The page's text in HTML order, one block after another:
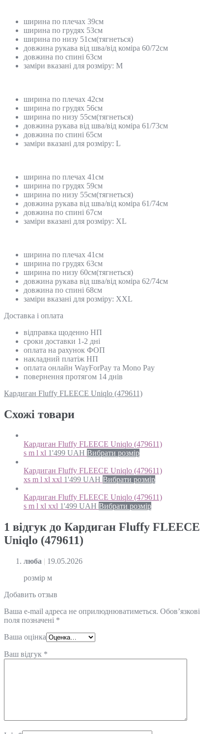
ширина по плечах 39см
ширина по грудях 53см
ширина по низу 51см(тягнеться)
довжина рукава від шва/від коміра 60/72см
довжина по спині 63см
заміри вказані для розміру: М
ширина по плечах 42см
ширина по грудях 56см
ширина по низу 55см(тягнеться)
довжина рукава від шва/від коміра 61/73см
довжина по спині 65см
заміри вказані для розміру: L
ширина по плечах 41см
ширина по грудях 59см
ширина по низу 55см(тягнеться)
довжина рукава від шва/від коміра 61/74см
довжина по спині 67см
заміри вказані для розміру: XL
ширина по плечах 41см
ширина по грудях 63см
ширина по низу 60см(тягнеться)
довжина рукава від шва/від коміра 62/74см
довжина по спині 68см
заміри вказані для розміру: XXL
Доставка і оплата
відправка щоденно НП
сроки доставки 1-2 дні
оплата на рахунок ФОП
накладний платіж НП
оплата онлайн WayForPay та Mono Pay
повернення протягом 14 днів
Кардиган Fluffy FLEECE Uniqlo (479611)
Схожi товари
Кардиган Fluffy FLEECE Uniqlo (479611)
s m l xl 1'499 UAH Вибрати розмір
Кардиган Fluffy FLEECE Uniqlo (479611)
xs m l xl xxl 1'499 UAH Вибрати розмір
Кардиган Fluffy FLEECE Uniqlo (479611)
s m l xl xxl 1'499 UAH Вибрати розмір
1 відгук до Кардиган Fluffy FLEECE
Uniqlo (479611)
люба | 19.05.2026
розмір м
Добавить отзыв
Ваша e-mail адреса не оприлюднюватиметься. Обов’язкові
поля позначені *
Ваша оцінка
Ваш відгук *